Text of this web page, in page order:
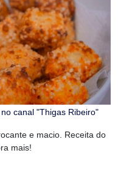
canal "Thigas Ribeiro"
e macio. Receita do
mais!